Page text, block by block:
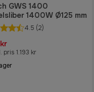
GWS 1400
1400W Ø125 mm
4.5 (2)
pris 1.193 kr